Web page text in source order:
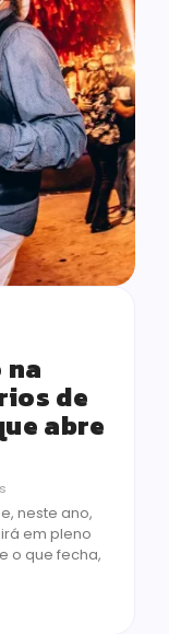
na
de
abre
neste ano,
em pleno
o que fecha,